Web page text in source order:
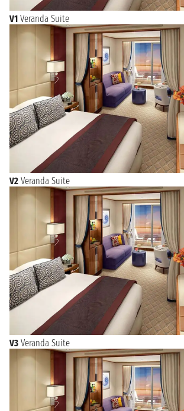
V1 Veranda Suite
V2 Veranda Suite
V3 Veranda Suite